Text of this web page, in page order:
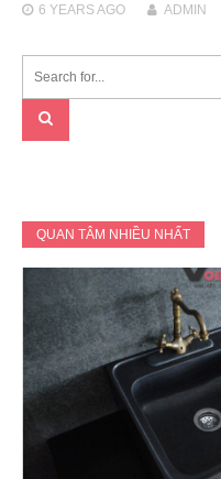
6 YEARSAGO ADMIN
QUAN TÂM NHIỀU NHẤT